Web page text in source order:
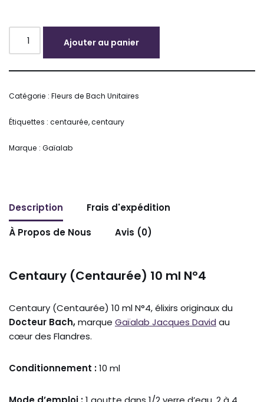
Ajouter au panier
Catégorie : Fleurs de Bach Unitaires
Étiquettes : centaurée,centaury
Marque : Gaïalab
Description
Frais d'expédition
À Propos de Nous
Avis (0)
Centaury (Centaurée) 10 ml N°4
Centaury (Centaurée) 10 ml N°4, élixirs originaux du
Docteur Bach,marque Gaïalab Jacques David au
cœur des Flandres.
Conditionnement :10 ml